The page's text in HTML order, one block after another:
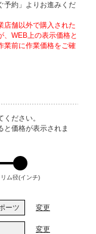
予約」よりお進みくだ
店舗以外で購入された
、WEB上の表示価格と
業前に作業価格をご確
ださい。
と価格が表示されま
リム径(インチ)
ーツ 変更
変更